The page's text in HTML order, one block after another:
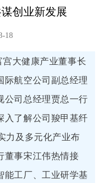
创业新发展
18
大健康产业董事长
际航空公司副总经理
公司总经理贾总一行
入了解公司羧甲基纤
力及多元化产业布
董事宋江伟热情接
能工厂、工业研学基